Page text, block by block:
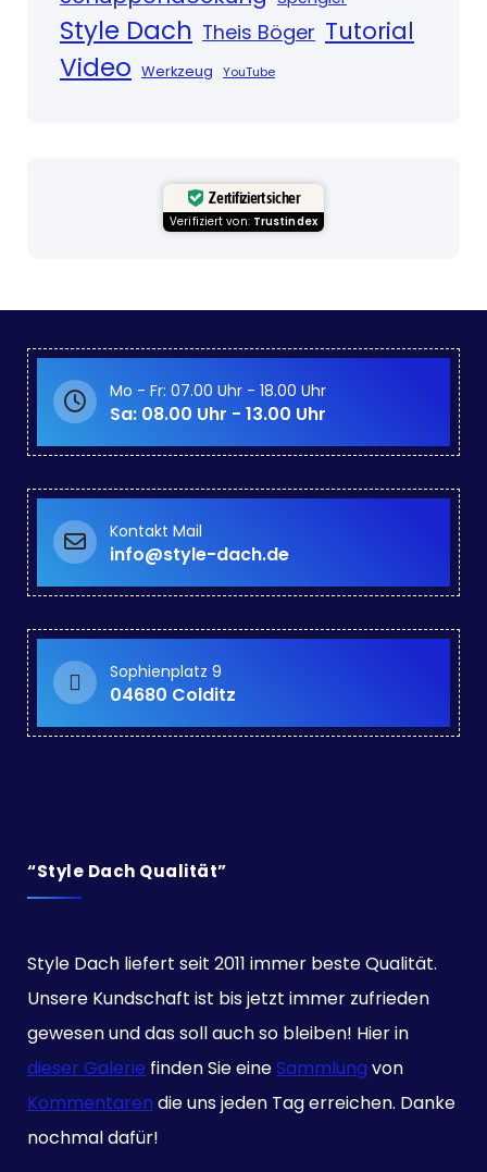
Style Dach Theis Böger Tutorial
Video Werkzeug YouTube
Zertifiziert sicher
Verifiziert von: Trustindex
Mo - Fr: 07.00 Uhr - 18.00 Uhr
Sa: 08.00 Uhr - 13.00 Uhr
Kontakt Mail
info@style-dach.de
Sophienplatz 9
04680 Colditz
“Style Dach Qualität”
Style Dach liefert seit 2011 immer beste Qualität.
Unsere Kundschaft ist bis jetzt immer zufrieden
gewesen und das soll auch so bleiben! Hier in
dieser Galerie finden Sie eineSammlung von
Kommentaren die uns jeden Tag erreichen. Danke
nochmal dafür!